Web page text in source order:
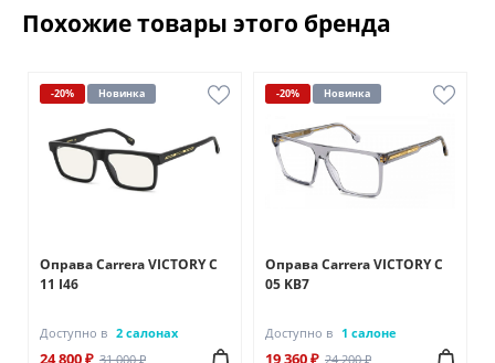
Похожие товары этого бренда
-20% Новинка
Оправа Carrera VICTORY C
11 I46
Доступно в 2 салонах
24 800 ₽ 31 000 ₽
-20% Новинка
Оправа Carrera VICTORY C
05 KB7
Доступно в 1 салоне
19 360 ₽ 24 200 ₽